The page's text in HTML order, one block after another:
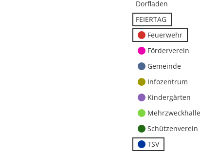
Dorfladen
FEIERTAG
Feuerwehr
Förderverein
Gemeinde
Infozentrum
Kindergärten
Mehrzweckhalle
Schützenverein
TSV